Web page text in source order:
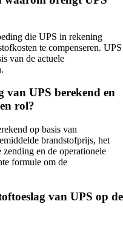
die UPS in rekening
te compenseren. UPS
van de actuele
van UPS berekend en
rol?
op basis van
brandstofprijs, het
en de operationele
formule om de
van UPS op de